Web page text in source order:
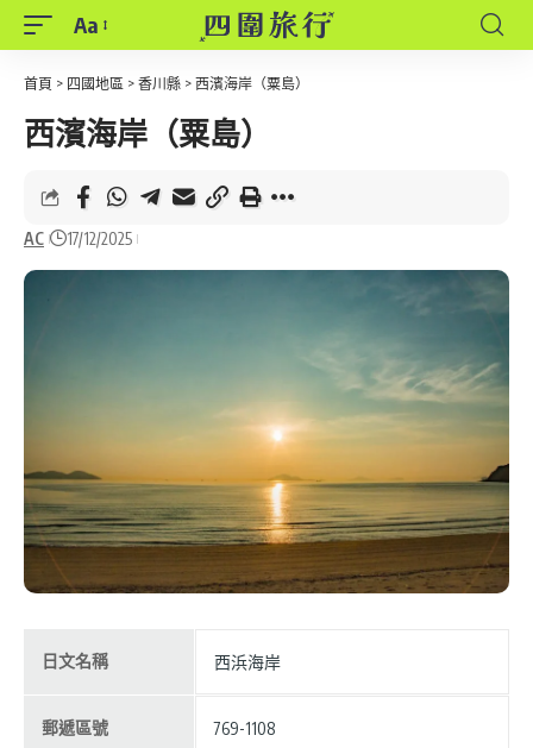
Font
Resizer
Aa
首頁 > 四國地區 > 香川縣 > 西濱海岸（粟島）
西濱海岸（粟島）
AC 17/12/2025
日文名稱 西浜海岸
郵遞區號 769-1108